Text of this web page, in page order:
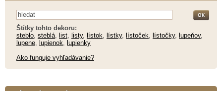
Štítky tohto dekoru:
steblo steblá list listy, lístok lístky, lístoček lístočky, lupeňov,
lupene lupienok lupienky
Ako funguje vyhľadávanie?